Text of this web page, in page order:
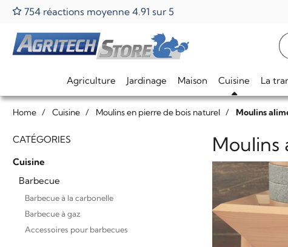
754 réactions moyenne 4.91 sur 5
Agriculture Jardinage Maison Cuisine La
Home Cuisine Moulins en pierre de bois naturel Moulins
CATÉGORIES
Cuisine
Barbecue
Barbecue à la carbonelle
Barbecue à gaz
Accessoires pour barbecues
Moulins